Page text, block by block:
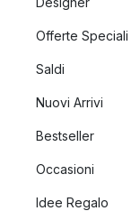
Offerte Speciali
Saldi
Nuovi Arrivi
Bestseller
Occasioni
Idee Regalo